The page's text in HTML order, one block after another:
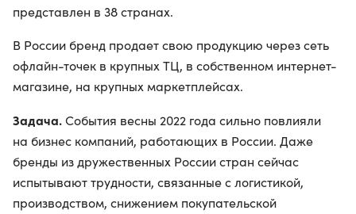
представлен ​​в 38 странах.
В России бренд продает свою продукцию через сеть
офлайн-точек в крупных ТЦ, в собственном интернет-
магазине, на крупных маркетплейсах.
Задача.События весны 2022 года сильно повлияли
на бизнес компаний, работающих в России. Даже
бренды из дружественных России стран сейчас
испытывают трудности, связанные с логистикой,
производством, снижением покупательской